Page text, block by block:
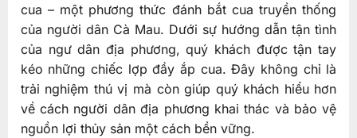
cua – một phương thức đánh bắt cua truyền thống
của người dân Cà Mau. Dưới sự hướng dẫn tận tình
của ngư dân địa phương, quý khách được tận tay
kéo những chiếc lợp đầy ắp cua. Đây không chỉ là
trải nghiệm thú vị mà còn giúp quý khách hiểu hơn
về cách người dân địa phương khai thác và bảo vệ
nguồn lợi thủy sản một cách bền vững.